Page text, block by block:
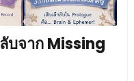
จาก Missing